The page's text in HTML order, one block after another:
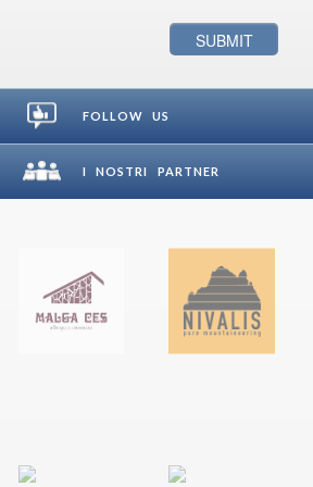
FOLLOW US
I NOSTRI PARTNER